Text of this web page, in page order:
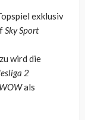
exklusiv
Sky Sport
wird die
2
WOWals